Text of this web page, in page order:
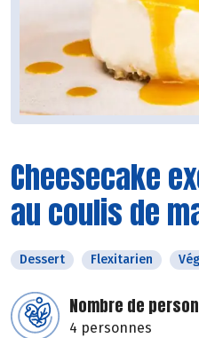
Cheesecake
au coulis de
Dessert Flexitarien
Nombre de
4 personnes